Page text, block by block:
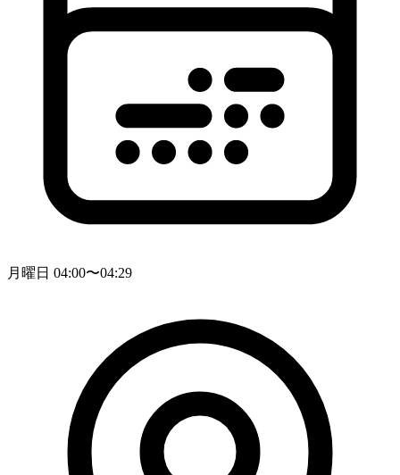
月曜日 04:00〜04:29